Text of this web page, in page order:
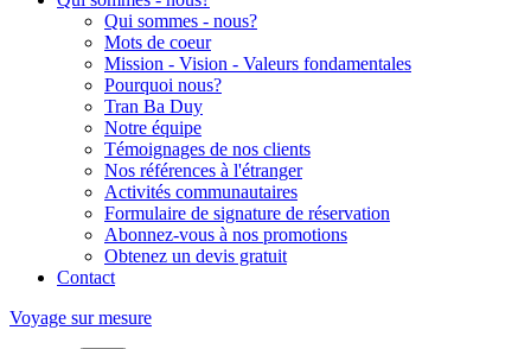
Qui sommes - nous?
Mots de coeur
Mission - Vision - Valeurs fondamentales
Pourquoi nous?
Tran Ba Duy
Notre équipe
Témoignages de nos clients
Nos références à l'étranger
Activités communautaires
Formulaire de signature de réservation
Abonnez-vous à nos promotions
Obtenez un devis gratuit
Contact
Voyage sur mesure